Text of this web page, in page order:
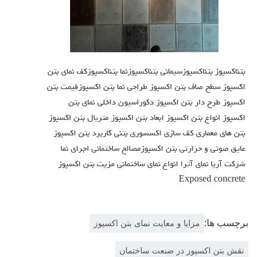
بتناکسپوز بتناکسپوزسیمانی بتناکسپوزنما بتناکسپوزکف نمای بتن
اکسپوز سطح صاف بتن اکسپوز طراحی نما بتن اکسپوزقیمت بتن
اکسپوز طرح دار بتن اکسپوز دکوراسیون داخلی نمای بتن
اکسپوز انواع بتن اکسپوز ابعاد بتن اکسپوز متریال بتن اکسپوز
بتن های معماری کف سازی اکسسوری بتنی کاربرد بتن اکسپوز
عایق صوتی و حرارتی بتن اکسپوزمصالح ساختمانی اجرای نما
شرکت آریا نمای آترا انواع نمای ساختمانی مزیت بتن اکسپوز
Exposed concrete
برچسب ها: مزایا و معایت نمای بتن اکسپوز
نقش بتن اکسپوز در صنعت ساختمان